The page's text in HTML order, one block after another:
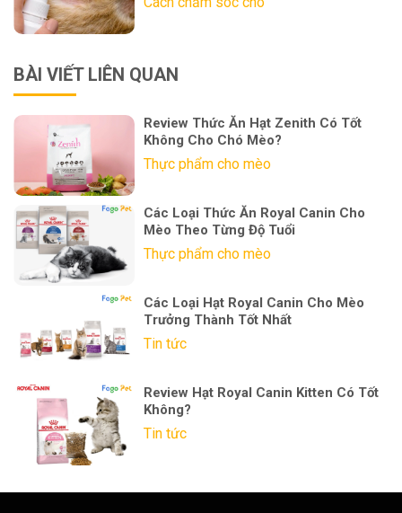
BÀI VIẾT LIÊN QUAN
Review Thức Ăn Hạt Zenith Có Tốt
Không Cho Chó Mèo?
Thực phẩm cho mèo
Các Loại Thức Ăn Royal Canin Cho
Mèo Theo Từng Độ Tuổi
Thực phẩm cho mèo
Các Loại Hạt Royal Canin Cho Mèo
Trưởng Thành Tốt Nhất
Tin tức
Review Hạt Royal Canin Kitten Có Tốt
Không?
Tin tức